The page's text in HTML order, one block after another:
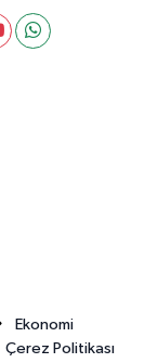
Ekonomi
Çerez Politikası